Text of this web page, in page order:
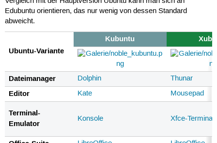
Edubuntu orientieren, das nur wenig von dessen Standard
abweicht.
Ubuntu-Variante
Kubuntu
Dateimanager Dolphin Thunar
Editor Kate Mousepad
Terminal-
Emulator
Konsole Xfce-Terminal